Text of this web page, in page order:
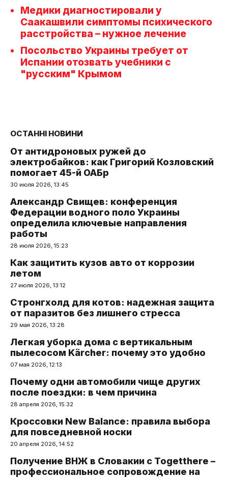
Медики диагностировали у
Саакашвили симптомы психического
расстройства – нужное лечение
Посольство Украины требует от
Испании отозвать учебники с
"русским" Крымом
ОСТАННІ НОВИНИ
От антидроновых ружей до
электробайков: как Григорий Козловский
помогает 45-й ОАБр
30 июля 2026, 13:45
Александр Свищев: конференция
Федерации водного поло Украины
определила ключевые направления
работы
28 июля 2026, 15:23
Как защитить кузов авто от коррозии
летом
27 июля 2026, 13:12
Стронгхолд для котов: надежная защита
от паразитов без лишнего стресса
29 мая 2026, 13:28
Легкая уборка дома с вертикальным
пылесосом Kärcher: почему это удобно
07 мая 2026, 12:13
Почему одни автомобили чище других
после поездки: в чем причина
28 апреля 2026, 15:32
Кроссовки New Balance: правила выбора
для повседневной носки
20 апреля 2026, 14:52
Получение ВНЖ в Словакии с Togetthere –
профессиональное сопровождение на